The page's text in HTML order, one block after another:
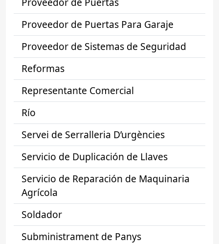
Proveedor de Puertas Para Garaje
Proveedor de Sistemas de Seguridad
Reformas
Representante Comercial
Río
Servei de Serralleria D’urgències
Servicio de Duplicación de Llaves
Servicio de Reparación de Maquinaria
Agrícola
Soldador
Subministrament de Panys